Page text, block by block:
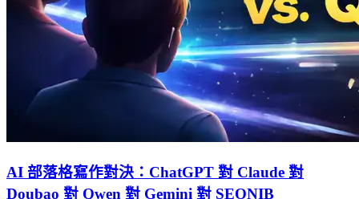
AI 部落格寫作對決：ChatGPT 對 Claude 對
Doubao 對 Qwen 對 Gemini 對 SEONIB